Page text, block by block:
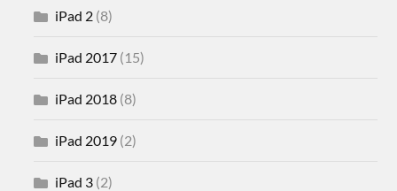
iPad 2 (8)
iPad 2017 (15)
iPad 2018 (8)
iPad 2019 (2)
iPad 3 (2)